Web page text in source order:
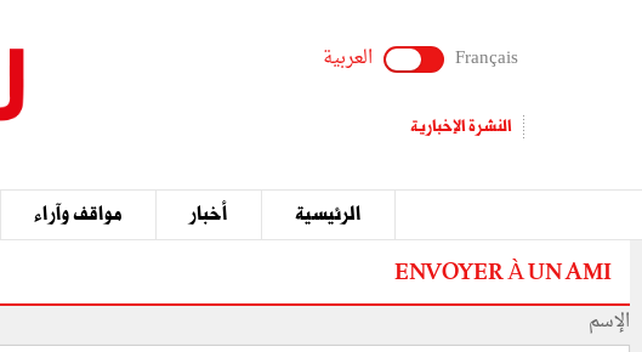
Français العربية
النشرة الإخبارية
الرئيسية أخبار مواقف وآراء
ENVOYER À UN AMI
الإسم